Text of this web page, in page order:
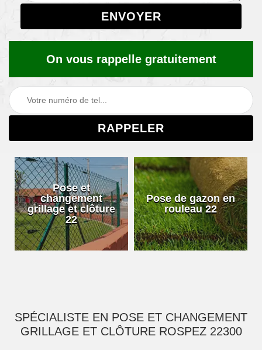
On vous rappelle gratuitement
Pose et
changement
grillage et clôture
22
Pose de gazon en
rouleau 22
SPÉCIALISTE EN POSE ET CHANGEMENT
GRILLAGE ET CLÔTURE ROSPEZ 22300